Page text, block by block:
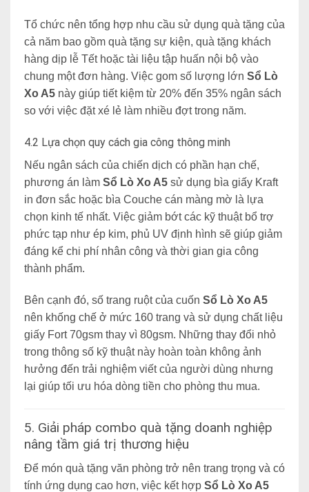
Tổ chức nên tổng hợp nhu cầu sử dụng quà tặng của
cả năm bao gồm quà tặng sự kiện, quà tặng khách
hàng dịp lễ Tết hoặc tài liệu tập huấn nội bộ vào
chung một đơn hàng. Việc gom số lượng lớn Sổ Lò
Xo A5 này giúp tiết kiệm từ 20% đến 35% ngân sách
so với việc đặt xé lẻ làm nhiều đợt trong năm.
4.2 Lựa chọn quy cách gia công thông minh
Nếu ngân sách của chiến dịch có phần hạn chế,
phương án làm Sổ Lò Xo A5 sử dụng bìa giấy Kraft
in đơn sắc hoặc bìa Couche cán màng mờ là lựa
chọn kinh tế nhất. Việc giảm bớt các kỹ thuật bổ trợ
phức tạp như ép kim, phủ UV định hình sẽ giúp giảm
đáng kể chi phí nhân công và thời gian gia công
thành phẩm.
Bên cạnh đó, số trang ruột của cuốn Sổ Lò Xo A5
nên khống chế ở mức 160 trang và sử dụng chất liệu
giấy Fort 70gsm thay vì 80gsm. Những thay đổi nhỏ
trong thông số kỹ thuật này hoàn toàn không ảnh
hưởng đến trải nghiệm viết của người dùng nhưng
lại giúp tối ưu hóa dòng tiền cho phòng thu mua.
5. Giải pháp combo quà tặng doanh nghiệp
nâng tầm giá trị thương hiệu
Để món quà tặng văn phòng trở nên trang trọng và có
tính ứng dụng cao hơn, việc kết hợp Sổ Lò Xo A5